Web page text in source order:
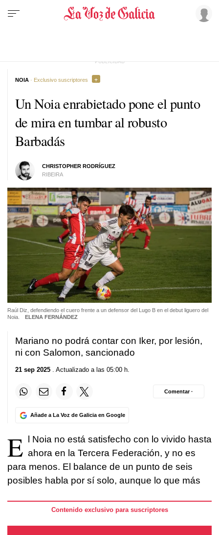
Un Noia enrabietado pone el punto
de mira en tumbar al robusto
Barbadás
CHRISTOPHER RODRÍGUEZ
RIBEIRA
NOIA · Exclusivo suscriptores
Raúl Diz, defendiendo el cuero frente a un defensor del Lugo B en el debut liguero del
Noia.
ELENA FERNÁNDEZ
Mariano no podrá contar con Iker, por lesión,
ni con Salomon, sancionado
21 sep 2025 . Actualizado a las 05:00 h.
Añade a La Voz de Galicia en Google
Comentar ·
E
l Noia no está satisfecho con lo vivido hasta
ahora en la Tercera Federación, y no es
para menos. El balance de un punto de seis
posibles habla por sí solo, aunque lo que más
Contenido exclusivo para suscriptores